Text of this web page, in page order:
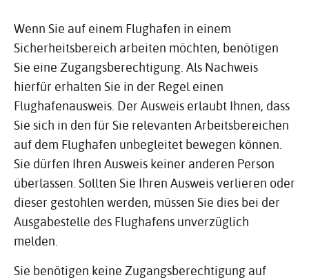
Wenn Sie auf einem Flughafen in einem
Sicherheitsbereich arbeiten möchten, benötigen
Sie eine Zugangsberechtigung. Als Nachweis
hierfür erhalten Sie in der Regel einen
Flughafenausweis. Der Ausweis erlaubt Ihnen, dass
Sie sich in den für Sie relevanten Arbeitsbereichen
auf dem Flughafen unbegleitet bewegen können.
Sie dürfen Ihren Ausweis keiner anderen Person
überlassen. Sollten Sie Ihren Ausweis verlieren oder
dieser gestohlen werden, müssen Sie dies bei der
Ausgabestelle des Flughafens unverzüglich
melden.
Sie benötigen keine Zugangsberechtigung auf